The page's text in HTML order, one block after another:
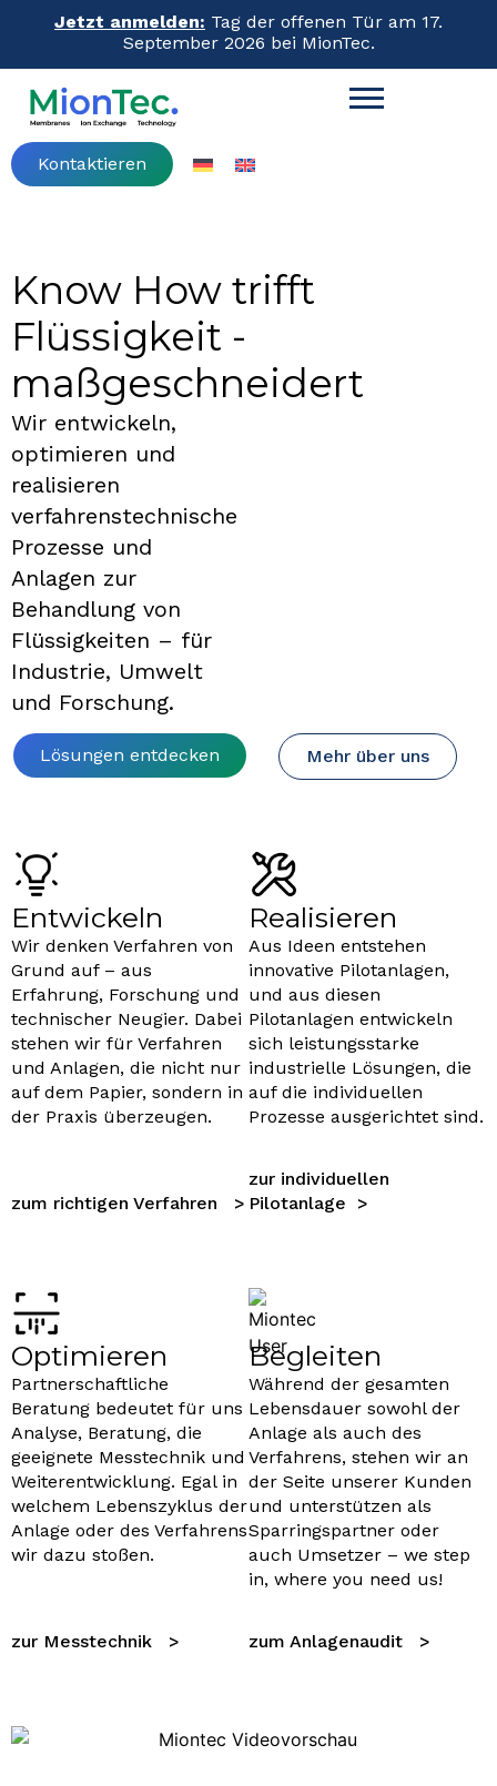
Jetzt anmelden: Tag der offenen Tür am 17.
September 2026 bei MionTec.
Kontaktieren
Jetzt anmelden: Tag der offenen Tür am 17.
September 2026 bei MionTec.
Kontaktieren
Know How trifft
Flüssigkeit -
maßgeschneidert
Wir entwickeln,
optimieren und
realisieren
verfahrenstechnische
Prozesse und
Anlagen zur
Behandlung von
Flüssigkeiten – für
Industrie, Umwelt
und Forschung.
Lösungen entdecken Mehr über uns
Entwickeln
Wir denken Verfahren von
Grund auf – aus
Erfahrung, Forschung und
technischer Neugier. Dabei
stehen wir für Verfahren
und Anlagen, die nicht nur
auf dem Papier, sondern in
der Praxis überzeugen.
zum richtigen Verfahren >
Realisieren
Aus Ideen entstehen
innovative Pilotanlagen,
und aus diesen
Pilotanlagen entwickeln
sich leistungsstarke
industrielle Lösungen, die
auf die individuellen
Prozesse ausgerichtet sind.
zur individuellen
Pilotanlage >
Optimieren
Partnerschaftliche
Beratung bedeutet für uns
Analyse, Beratung, die
geeignete Messtechnik und
Weiterentwicklung. Egal in
welchem Lebenszyklus der
Anlage oder des Verfahrens
wir dazu stoßen.
zur Messtechnik >
Begleiten
Während der gesamten
Lebensdauer sowohl der
Anlage als auch des
Verfahrens, stehen wir an
der Seite unserer Kunden
und unterstützen als
Sparringspartner oder
auch Umsetzer – we step
in, where you need us!
zum Anlagenaudit >